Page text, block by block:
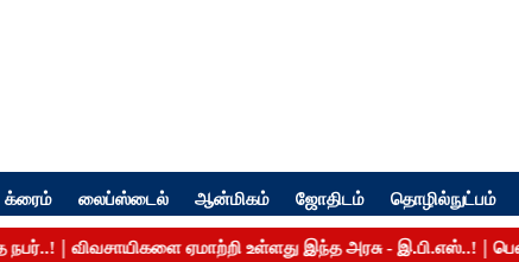
க்ரைம் லைப்ஸ்டைல் ஆன்மிகம் ஜோதிடம் தொழில்நுட்பம்